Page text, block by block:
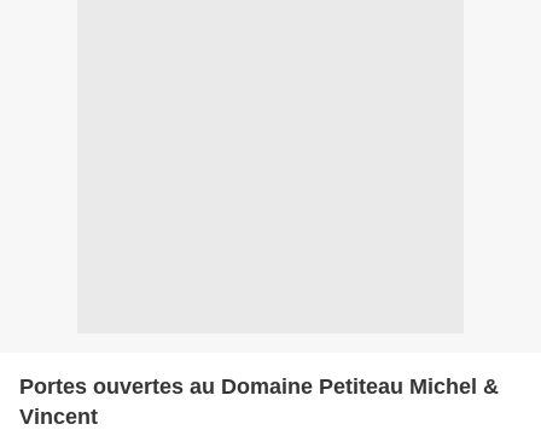
Portes ouvertes au Domaine Petiteau Michel &
Vincent